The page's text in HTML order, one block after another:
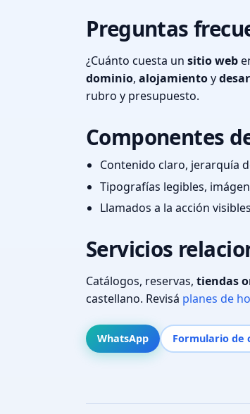
Preguntas
¿Cuánto cuesta un sitio web
dominio, alojamientoy
rubro y presupuesto.
Componentes
Contenido claro, jerarquía
Tipografías legibles,
Llamados a la acción
Servicios
Catálogos, reservas, tiendas
castellano. Revisá planes de
WhatsApp Formulario de